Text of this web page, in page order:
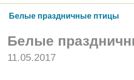
Белые праздничные птицы
Белые
11.05.2017